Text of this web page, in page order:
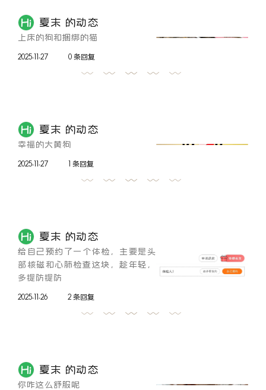
夏末 的动态
上床的狗和捆绑的猫
2025-11-27 0 条回复
夏末 的动态
幸福的大黄狗
2025-11-27 1 条回复
夏末 的动态
给自己预约了一个体检，主要是头
部核磁和心肺检查这块，趁年轻，
多提防提防
2025-11-26 2 条回复
夏末 的动态
你咋这么舒服呢